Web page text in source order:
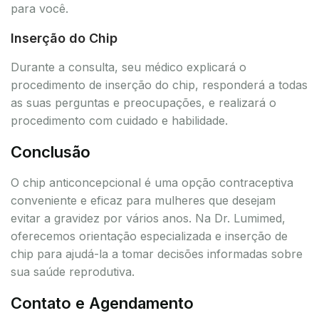
para você.
Inserção do Chip
Durante a consulta, seu médico explicará o
procedimento de inserção do chip, responderá a todas
as suas perguntas e preocupações, e realizará o
procedimento com cuidado e habilidade.
Conclusão
O chip anticoncepcional é uma opção contraceptiva
conveniente e eficaz para mulheres que desejam
evitar a gravidez por vários anos. Na Dr. Lumimed,
oferecemos orientação especializada e inserção de
chip para ajudá-la a tomar decisões informadas sobre
sua saúde reprodutiva.
Contato e Agendamento